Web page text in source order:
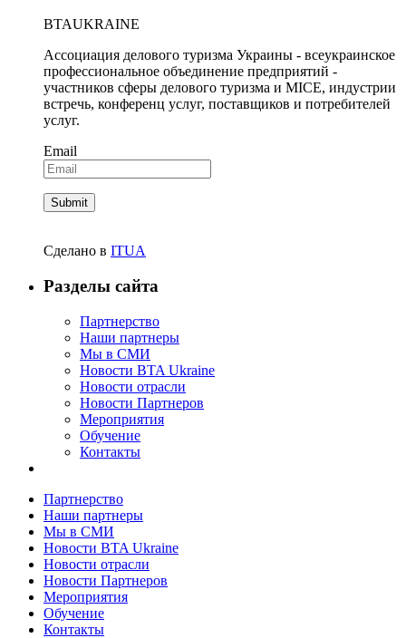
BTAUKRAINE
Ассоциация делового туризма Украины - всеукраинское
профессиональное объединение предприятий -
участников сферы делового туризма и MICE, индустрии
встречь, конференц услуг, поставщиков и потребителей
услуг.
Email
Сделано в ITUA
Разделы сайта
Партнерство
Наши партнеры
Мы в СМИ
Новости BTA Ukraine
Новости отрасли
Новости Партнеров
Мероприятия
Обучение
Контакты
Партнерство
Наши партнеры
Мы в СМИ
Новости BTA Ukraine
Новости отрасли
Новости Партнеров
Мероприятия
Обучение
Контакты